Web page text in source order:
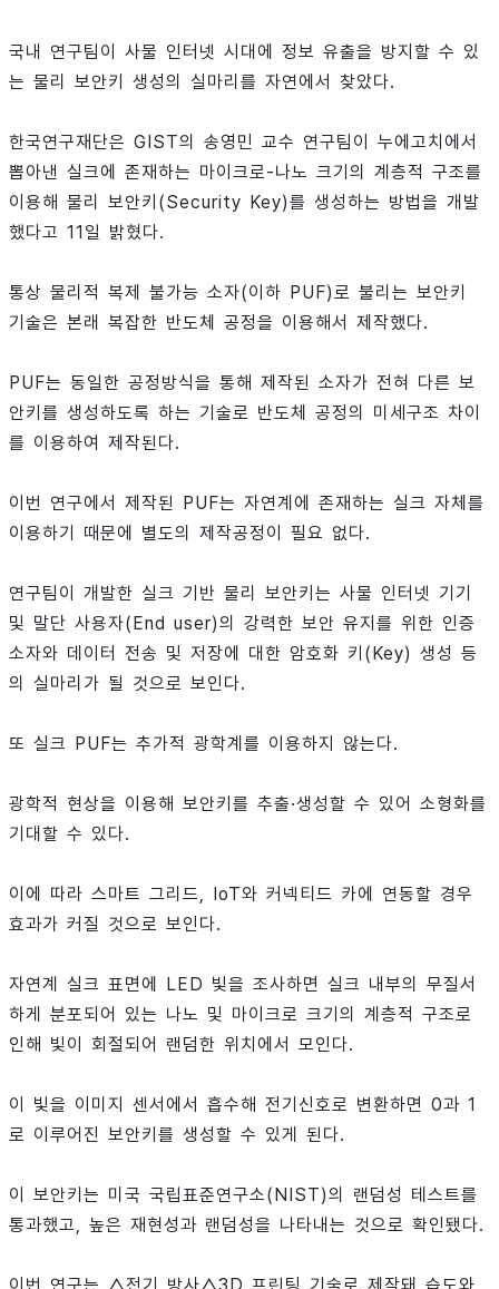
국내 연구팀이 사물 인터넷 시대에 정보 유출을 방지할 수 있
는 물리 보안키 생성의 실마리를 자연에서 찾았다.
한국연구재단은 GIST의 송영민 교수 연구팀이 누에고치에서
뽑아낸 실크에 존재하는 마이크로-나노 크기의 계층적 구조를
이용해 물리 보안키(Security Key)를 생성하는 방법을 개발
했다고 11일 밝혔다.
통상 물리적 복제 불가능 소자(이하 PUF)로 불리는 보안키
기술은 본래 복잡한 반도체 공정을 이용해서 제작했다.
PUF는 동일한 공정방식을 통해 제작된 소자가 전혀 다른 보
안키를 생성하도록 하는 기술로 반도체 공정의 미세구조 차이
를 이용하여 제작된다.
이번 연구에서 제작된 PUF는 자연계에 존재하는 실크 자체를
이용하기 때문에 별도의 제작공정이 필요 없다.
연구팀이 개발한 실크 기반 물리 보안키는 사물 인터넷 기기
및 말단 사용자(End user)의 강력한 보안 유지를 위한 인증
소자와 데이터 전송 및 저장에 대한 암호화 키(Key) 생성 등
의 실마리가 될 것으로 보인다.
또 실크 PUF는 추가적 광학계를 이용하지 않는다.
광학적 현상을 이용해 보안키를 추출·생성할 수 있어 소형화를
기대할 수 있다.
이에 따라 스마트 그리드, IoT와 커넥티드 카에 연동할 경우
효과가 커질 것으로 보인다.
자연계 실크 표면에 LED 빛을 조사하면 실크 내부의 무질서
하게 분포되어 있는 나노 및 마이크로 크기의 계층적 구조로
인해 빛이 회절되어 랜덤한 위치에서 모인다.
이 빛을 이미지 센서에서 흡수해 전기신호로 변환하면 0과 1
로 이루어진 보안키를 생성할 수 있게 된다.
이 보안키는 미국 국립표준연구소(NIST)의 랜덤성 테스트를
통과했고, 높은 재현성과 랜덤성을 나타내는 것으로 확인됐다.